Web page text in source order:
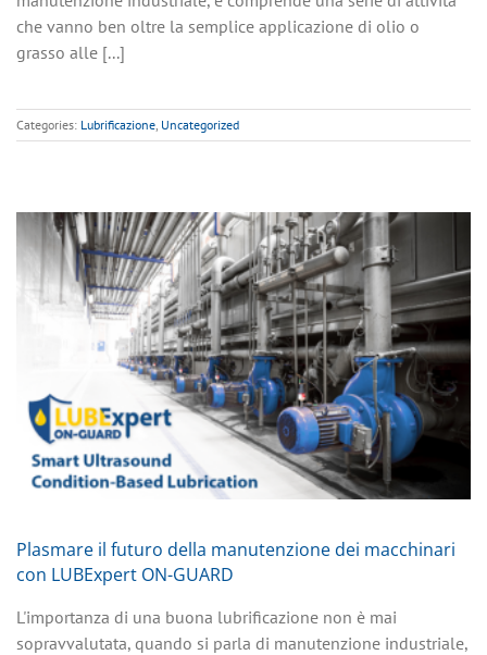
che vanno ben oltre la semplice applicazione di olio o
grasso alle [...]
Categories: Lubrificazione, Uncategorized
Plasmare il futuro della manutenzione dei macchinari
con LUBExpert ON-GUARD
L'importanza di una buona lubrificazione non è mai
sopravvalutata, quando si parla di manutenzione industriale,